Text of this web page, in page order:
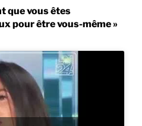
que vous êtes
pour être vous-même »